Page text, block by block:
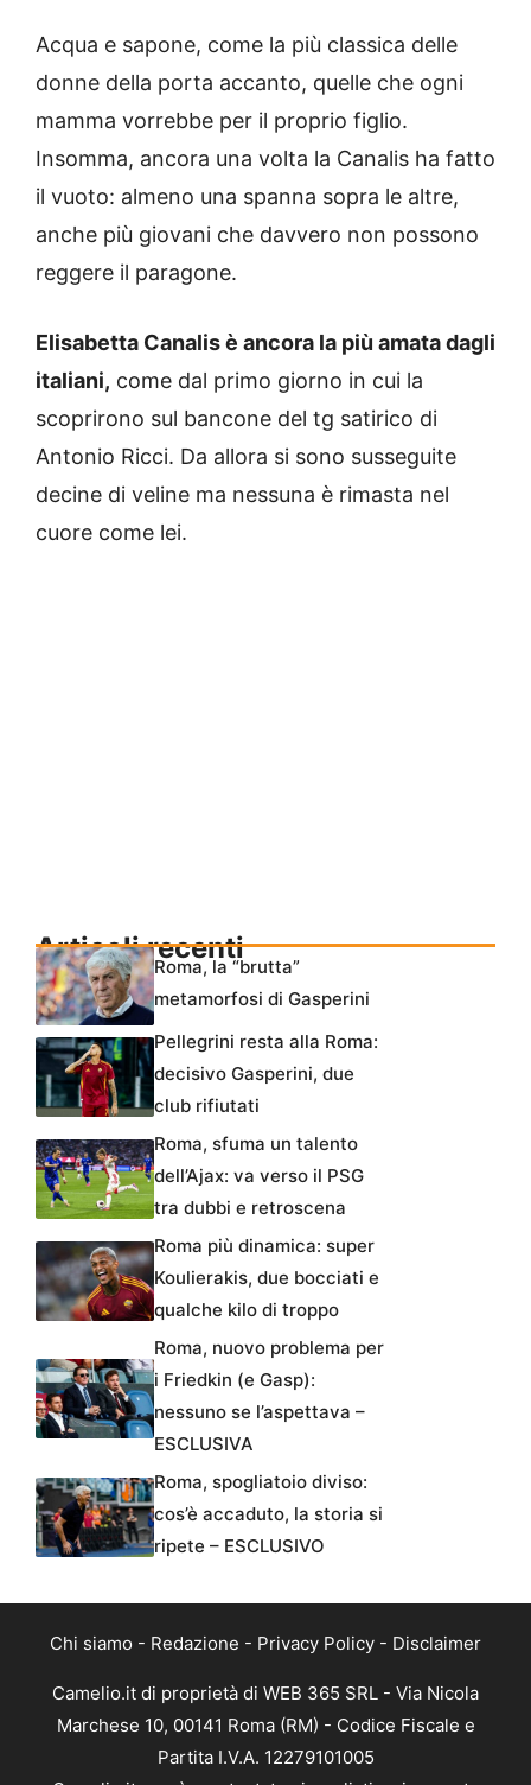
Acqua e sapone, come la più classica delle
donne della porta accanto, quelle che ogni
mamma vorrebbe per il proprio figlio.
Insomma, ancora una volta la Canalis ha fatto
il vuoto: almeno una spanna sopra le altre,
anche più giovani che davvero non possono
reggere il paragone.
Elisabetta Canalis è ancora la più amata dagli
italiani, come dal primo giorno in cui la
scoprirono sul bancone del tg satirico di
Antonio Ricci. Da allora si sono susseguite
decine di veline ma nessuna è rimasta nel
cuore come lei.
Articoli recenti
Roma, la “brutta”
metamorfosi di Gasperini
Pellegrini resta alla Roma:
decisivo Gasperini, due
club rifiutati
Roma, sfuma un talento
dell’Ajax: va verso il PSG
tra dubbi e retroscena
Roma più dinamica: super
Koulierakis, due bocciati e
qualche kilo di troppo
Roma, nuovo problema per
i Friedkin (e Gasp):
nessuno se l’aspettava –
ESCLUSIVA
Roma, spogliatoio diviso:
cos’è accaduto, la storia si
ripete – ESCLUSIVO
Chi siamo - Redazione - Privacy Policy - Disclaimer
Camelio.it di proprietà di WEB 365 SRL - Via Nicola
Marchese 10, 00141 Roma (RM) - Codice Fiscale e
Partita I.V.A. 12279101005